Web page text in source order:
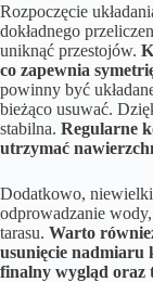
Rozpoczęcie
dokładnego
uniknąć przestojów.
co zapewnia
powinny być
bieżąco usuwać.
stabilna. Regularne
utrzymać
Dodatkowo,
odprowadzanie wody,
tarasu. Warto
usunięcie nadmiaru
finalny wygląd oraz